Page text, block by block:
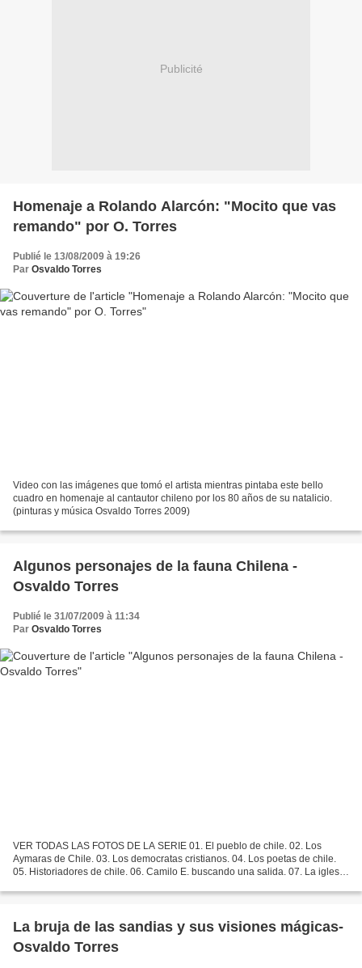
Publicité
Homenaje a Rolando Alarcón: "Mocito que vas
remando" por O. Torres
Publié le 13/08/2009 à 19:26
Par Osvaldo Torres
Video con las imágenes que tomó el artista mientras pintaba este bello
cuadro en homenaje al cantautor chileno por los 80 años de su natalicio.
(pinturas y música Osvaldo Torres 2009)
Algunos personajes de la fauna Chilena -
Osvaldo Torres
Publié le 31/07/2009 à 11:34
Par Osvaldo Torres
VER TODAS LAS FOTOS DE LA SERIE 01. El pueblo de chile. 02. Los
Aymaras de Chile. 03. Los democratas cristianos. 04. Los poetas de chile.
05. Historiadores de chile. 06. Camilo E. buscando una salida. 07. La iglesia
La bruja de las sandias y sus visiones mágicas-
Osvaldo Torres